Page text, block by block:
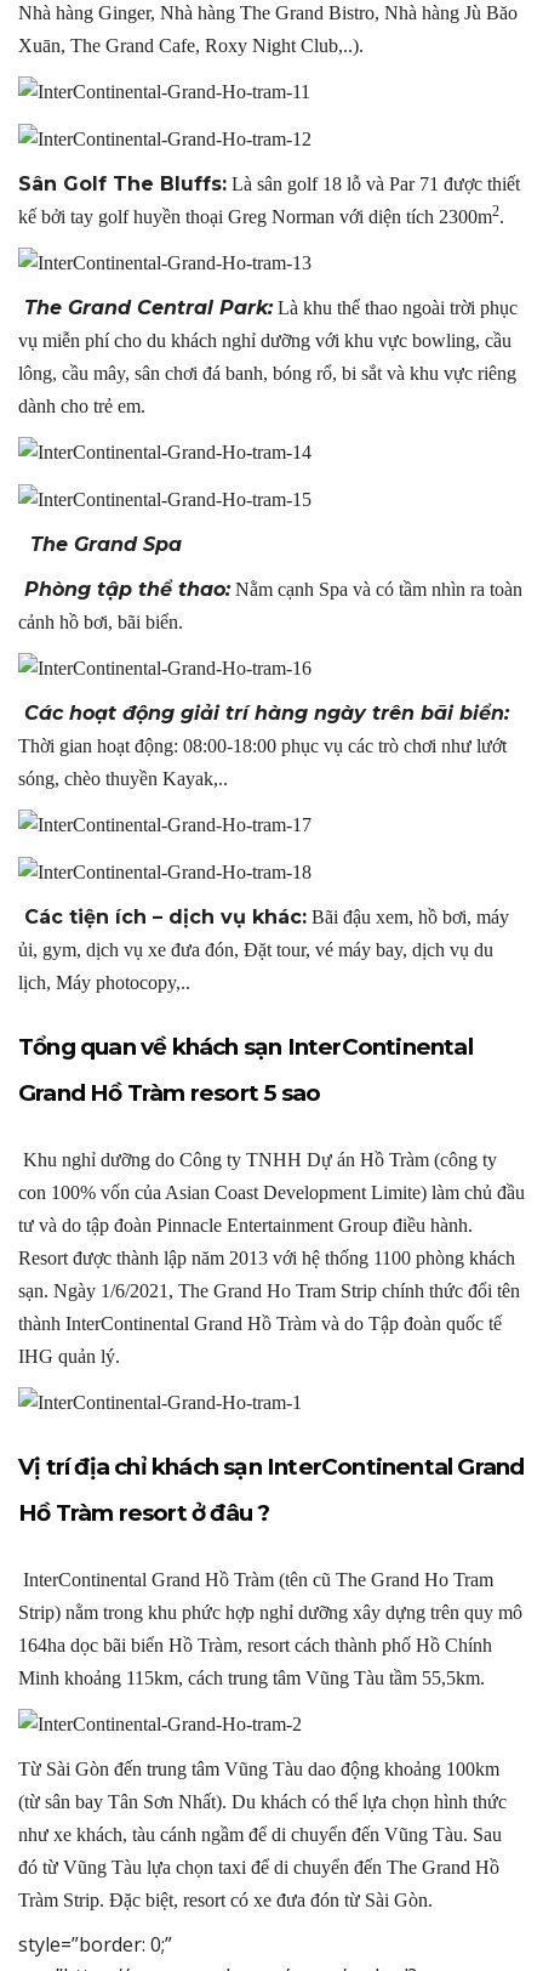
Nhà hàng Ginger, Nhà hàng The Grand Bistro, Nhà hàng Jù Băo
Xuān, The Grand Cafe, Roxy Night Club,..).
Sân Golf The Bluffs: Là sân golf 18 lỗ và Par 71 được thiết
kế bởi tay golf huyền thoại Greg Norman với diện tích 2300m2.
The Grand Central Park:Là khu thể thao ngoài trời phục
vụ miễn phí cho du khách nghỉ dưỡng với khu vực bowling, cầu
lông, cầu mây, sân chơi đá banh, bóng rổ, bi sắt và khu vực riêng
dành cho trẻ em.
The Grand Spa
Phòng tập thể thao:Nằm cạnh Spa và có tầm nhìn ra toàn
cảnh hồ bơi, bãi biển.
Các hoạt động giải trí hàng ngàytrên bãi biển:
Thời gian hoạt động: 08:00-18:00 phục vụ các trò chơi như lướt
sóng, chèo thuyền Kayak,..
Các tiện ích – dịch vụ khác: Bãi đậu xem, hồ bơi, máy
ủi, gym, dịch vụ xe đưa đón, Đặt tour, vé máy bay, dịch vụ du
lịch, Máy photocopy,..
Tổng quan về khách sạn InterContinental
Grand Hồ Tràm resort 5 sao
Khu nghỉ dưỡng do Công ty TNHH Dự án Hồ Tràm (công ty
con 100% vốn của Asian Coast Development Limite) làm chủ đầu
tư và do tập đoàn Pinnacle Entertainment Group điều hành.
Resort được thành lập năm 2013 với hệ thống 1100 phòng khách
sạn. Ngày 1/6/2021, The Grand Ho Tram Strip chính thức đổi tên
thành InterContinental Grand Hồ Tràm và do Tập đoàn quốc tế
IHG quản lý.
Vị trí địa chỉ khách sạn InterContinental Grand
Hồ Tràm resort ở đâu ?
InterContinental Grand Hồ Tràm (tên cũ The Grand Ho Tram
Strip) nằm trong khu phức hợp nghỉ dưỡng xây dựng trên quy mô
164ha dọc bãi biển Hồ Tràm, resort cách thành phố Hồ Chính
Minh khoảng 115km, cách trung tâm Vũng Tàu tầm 55,5km.
Từ Sài Gòn đến trung tâm Vũng Tàu dao động khoảng 100km
(từ sân bay Tân Sơn Nhất). Du khách có thể lựa chọn hình thức
như xe khách, tàu cánh ngầm để di chuyển đến Vũng Tàu. Sau
đó từ Vũng Tàu lựa chọn taxi để di chuyển đến The Grand Hồ
Tràm Strip. Đặc biệt, resort có xe đưa đón từ Sài Gòn.
style=”border: 0;”